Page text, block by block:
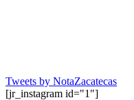
Tweets by NotaZacatecas
[jr_instagram id="1"]